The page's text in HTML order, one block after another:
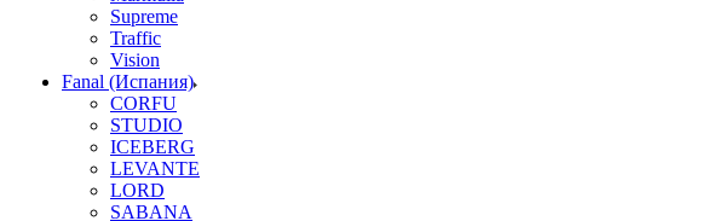
Supreme
Traffic
Vision
Fanal (Испания)
CORFU
STUDIO
ICEBERG
LEVANTE
LORD
SABANA